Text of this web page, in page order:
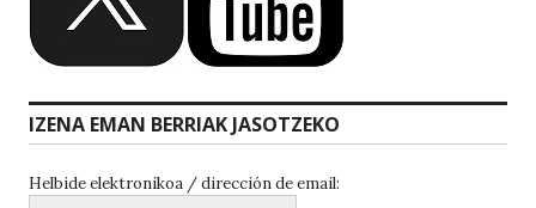
IZENA EMAN BERRIAK JASOTZEKO
Helbide elektronikoa / dirección de email: